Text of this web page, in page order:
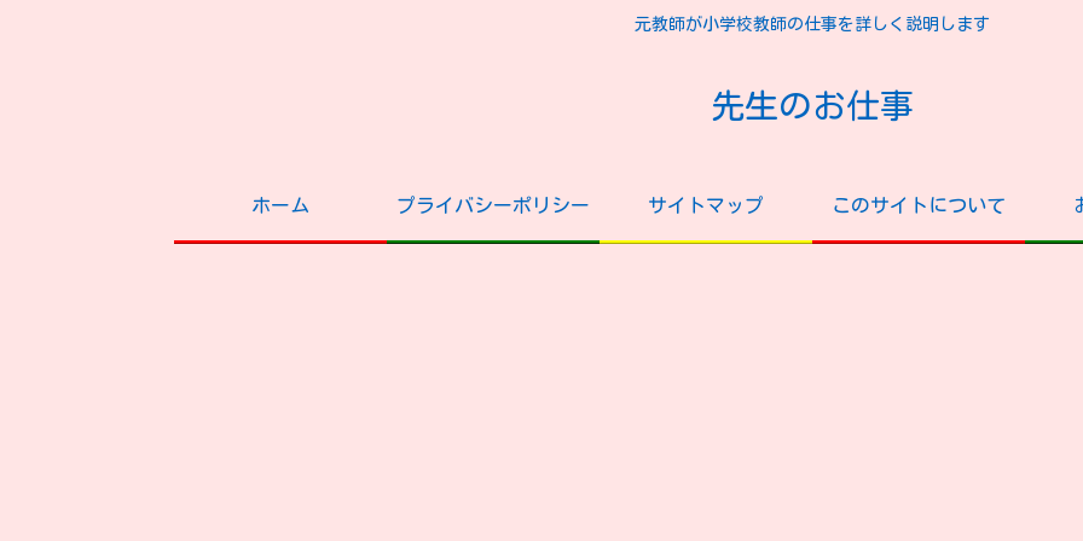
元教師が小学校教師の仕事を詳しく説明します
先生のお仕事
ホーム プライバシーポリシー サイトマップ このサイトについて